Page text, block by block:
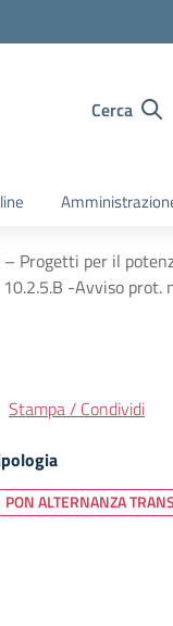
Cerca
Progetti per il
-Avviso
Stampa / Condividi
PON ALTERNANZA